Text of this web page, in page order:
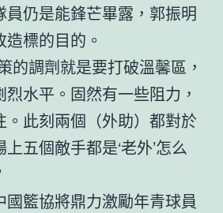
員仍是能鋒芒畢露，郭振明
標的目的。
的調劑就是要打破溫馨區，
水平。固然有一些阻力，
。此刻兩個（外助）都對於
五個敵手都是‘老外’怎么
國籃協將鼎力激勵年青球員